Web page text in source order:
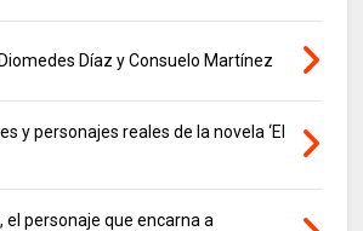
Díaz y Consuelo Martínez
y personajes reales de la novela ‘El
el personaje que encarna a